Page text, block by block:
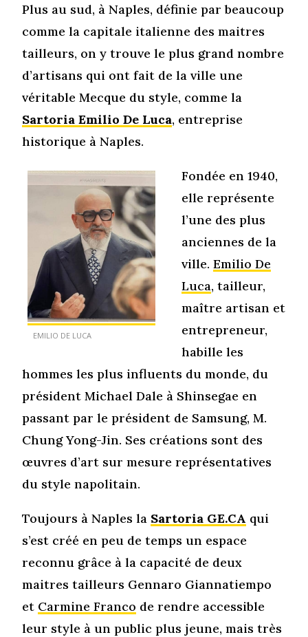
Plus au sud, à Naples, définie par beaucoup
comme la capitale italienne des maitres
tailleurs, on y trouve le plus grand nombre
d’artisans qui ont fait de la ville une
véritable Mecque du style, comme la
Sartoria Emilio De Luca, entreprise
historique à Naples.
EMILIO DE LUCA
Fondée en 1940,
elle représente
l’une des plus
anciennes de la
ville.Emilio De
Luca, tailleur,
maître artisan et
entrepreneur,
habille les
hommes les plus influents du monde, du
président Michael Dale à Shinsegae en
passant par le président de Samsung, M.
Chung Yong-Jin. Ses créations sont des
œuvres d’art sur mesure représentatives
du style napolitain.
Toujours à Naples la Sartoria GE.CA qui
s’est créé en peu de temps un espace
reconnu grâce à la capacité de deux
maitres tailleurs Gennaro Giannatiempo
et Carmine Franco de rendre accessible
leur style à un public plus jeune, mais très